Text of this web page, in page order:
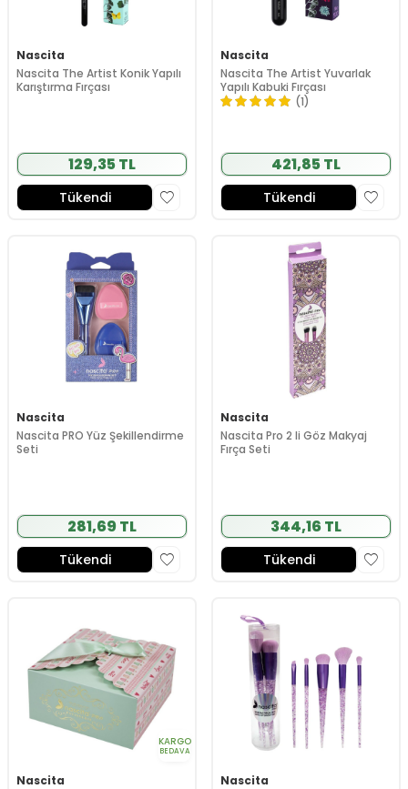
Nascita
Nascita The Artist Konik Yapılı
Karıştırma Fırçası
129,35 TL
Tükendi
Nascita
Nascita The Artist Yuvarlak
Yapılı Kabuki Fırçası
(1)
421,85 TL
Tükendi
Nascita
Nascita PRO Yüz Şekillendirme
Seti
281,69 TL
Tükendi
Nascita
Nascita Pro 2 li Göz Makyaj
Fırça Seti
344,16 TL
Tükendi
KARGO
BEDAVA
Nascita
Nascita